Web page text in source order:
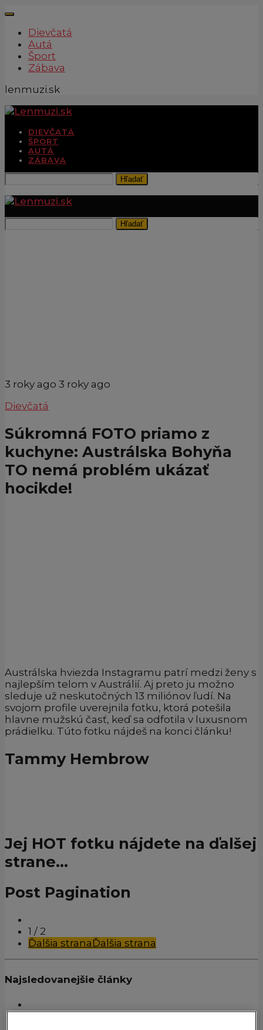
Dievčatá
Autá
Šport
Zábava
lenmuzi.sk
DIEVČATÁ
ŠPORT
AUTÁ
ZÁBAVA
Hľadať
Hľadať
3 roky ago 3 roky ago
Dievčatá
Súkromná FOTO priamo z
kuchyne: Austrálska Bohyňa
TO nemá problém ukázať
hocikde!
Austrálska hviezda Instagramu patrí medzi ženy s
najlepším telom v Austrálií. Aj preto ju možno
sleduje už neskutočných 13 miliónov ľudí. Na
svojom profile uverejnila fotku, ktorá potešila
hlavne mužskú časť, keď sa odfotila v luxusnom
prádielku. Túto fotku nájdeš na konci článku!
Tammy Hembrow
Jej HOT fotku nájdete na ďalšej
strane…
Post Pagination
1 / 2
Ďalšia strana Ďalšia strana
Najsledovanejšie články